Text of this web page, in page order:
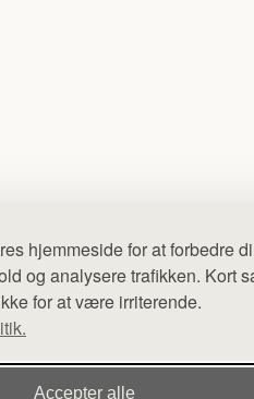
hjemmeside for at forbedre
og analysere trafikken. Kort
for at være irriterende.
Accepter alle